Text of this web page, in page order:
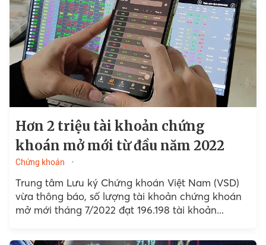
Hơn 2 triệu tài khoản chứng
khoán mở mới từ đầu năm 2022
Chứng khoán
Trung tâm Lưu ký Chứng khoán Việt Nam (VSD)
vừa thông báo, số lượng tài khoản chứng khoán
mở mới tháng 7/2022 đạt 196.198 tài khoản...